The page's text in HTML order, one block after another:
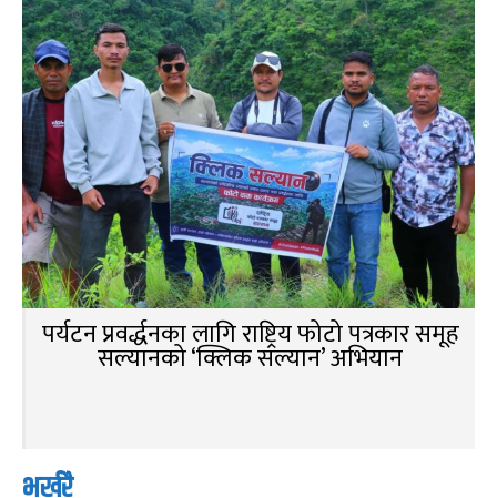
पर्यटन प्रवर्द्धनका लागि राष्ट्रिय फोटो पत्रकार समूह
सल्यानको ‘क्लिक सल्यान’ अभियान
भर्खरै